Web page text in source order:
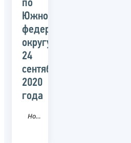
по
Южному
федеральному
округу
24
сентября
2020
года
Новость